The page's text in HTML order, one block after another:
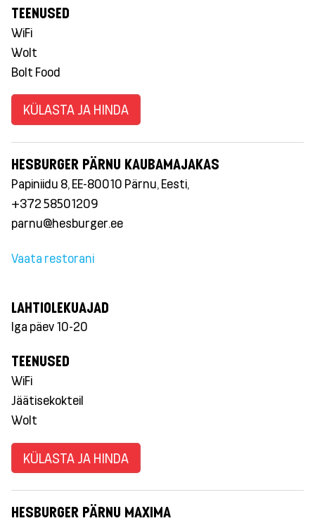
TEENUSED
WiFi
Wolt
Bolt Food
KÜLASTA JA HINDA
HESBURGER PÄRNU KAUBAMAJAKAS
Papiniidu 8, EE-80010 Pärnu, Eesti,
+372 58501209
parnu@hesburger.ee
Vaata restorani
LAHTIOLEKUAJAD
Iga päev 10-20
TEENUSED
WiFi
Jäätisekokteil
Wolt
KÜLASTA JA HINDA
HESBURGER PÄRNU MAXIMA